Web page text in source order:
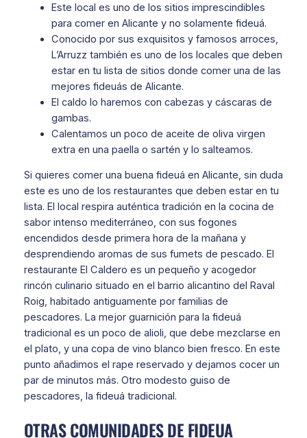
Este local es uno de los sitios imprescindibles
para comer en Alicante y no solamente fideuá.
Conocido por sus exquisitos y famosos arroces,
L’Arruzz también es uno de los locales que deben
estar en tu lista de sitios donde comer una de las
mejores fideuás de Alicante.
El caldo lo haremos con cabezas y cáscaras de
gambas.
Calentamos un poco de aceite de oliva virgen
extra en una paella o sartén y lo salteamos.
Si quieres comer una buena fideuá en Alicante, sin duda
este es uno de los restaurantes que deben estar en tu
lista. El local respira auténtica tradición en la cocina de
sabor intenso mediterráneo, con sus fogones
encendidos desde primera hora de la mañana y
desprendiendo aromas de sus fumets de pescado. El
restaurante El Caldero es un pequeño y acogedor
rincón culinario situado en el barrio alicantino del Raval
Roig, habitado antiguamente por familias de
pescadores. La mejor guarnición para la fideuá
tradicional es un poco de alioli, que debe mezclarse en
el plato, y una copa de vino blanco bien fresco. En este
punto añadimos el rape reservado y dejamos cocer un
par de minutos más. Otro modesto guiso de
pescadores, la fideuá tradicional.
OTRAS COMUNIDADES DE FIDEUA